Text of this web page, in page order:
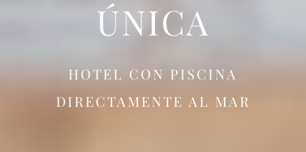
ÚNICA
HOTEL CON PISCINA
DIRECTAMENTE AL MAR